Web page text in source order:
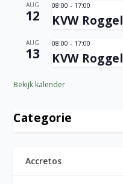
AUG
12
08:00 - 17:00
KVW Roggel
AUG
13
08:00 - 17:00
KVW Roggel
Bekijk kalender
Categorie
Accretos